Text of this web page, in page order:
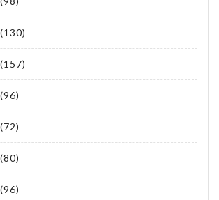
(130)
(157)
(96)
(72)
(80)
(96)